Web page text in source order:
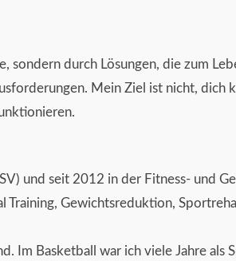
sondern durch Lösungen, die zum
Mein Ziel ist nicht, dich
und seit 2012 in der Fitness- und
Training, Gewichtsreduktion,
Im Basketball war ich viele Jahre als